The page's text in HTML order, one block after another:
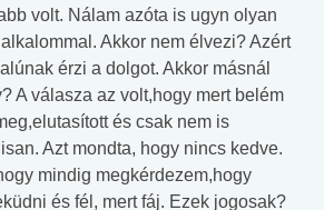
volt. Nálam azóta is ugyn olyan
Akkor nem élvezi? Azért
érzi a dolgot. Akkor másnál
A válasza az volt,hogy mert belém
és csak nem is
Azt mondta, hogy nincs kedve.
mindig megkérdezem,hogy
és fél, mert fáj. Ezek jogosak?